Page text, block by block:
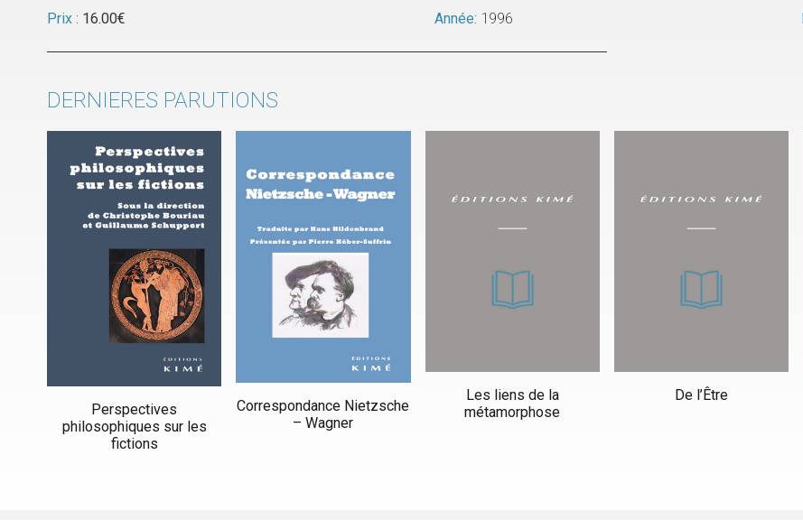
Prix : 16.00€ Année: 1996
DERNIERES PARUTIONS
Perspectives
philosophiques sur les
fictions
Correspondance Nietzsche
– Wagner
Les liens de la
métamorphose
De l’Être